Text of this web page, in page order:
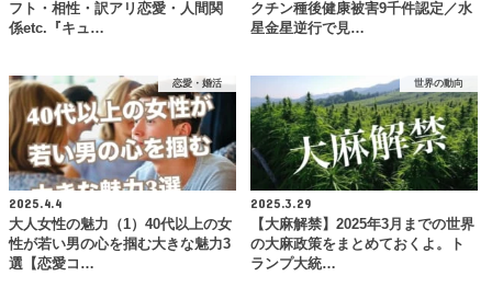
フト・相性・訳アリ恋愛・人間関
係etc.『キュ…
クチン種後健康被害9千件認定／水
星金星逆行で見…
恋愛・婚活
2025.4.4
大人女性の魅力（1）40代以上の女
性が若い男の心を掴む大きな魅力3
選【恋愛コ…
世界の動向
2025.3.29
【大麻解禁】2025年3月までの世界
の大麻政策をまとめておくよ。ト
ランプ大統…